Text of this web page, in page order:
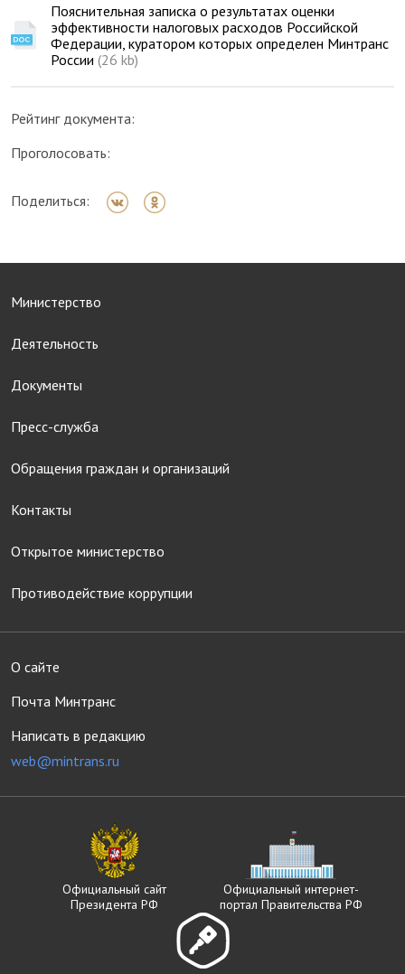
Пояснительная записка о результатах оценки
эффективности налоговых расходов Российской
Федерации, куратором которых определен Минтранс
России (26 kb)
Рейтинг документа:
Проголосовать:
Поделиться:
Министерство
Деятельность
Документы
Пресс-служба
Обращения граждан и организаций
Контакты
Открытое министерство
Противодействие коррупции
О сайте
Почта Минтранс
Написать в редакцию
web@mintrans.ru
Официальный сайт
Президента РФ
Официальный интернет-
портал Правительства РФ